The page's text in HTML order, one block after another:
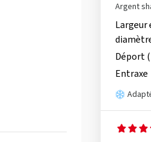
Argent
Largeur
Déport
Entraxe